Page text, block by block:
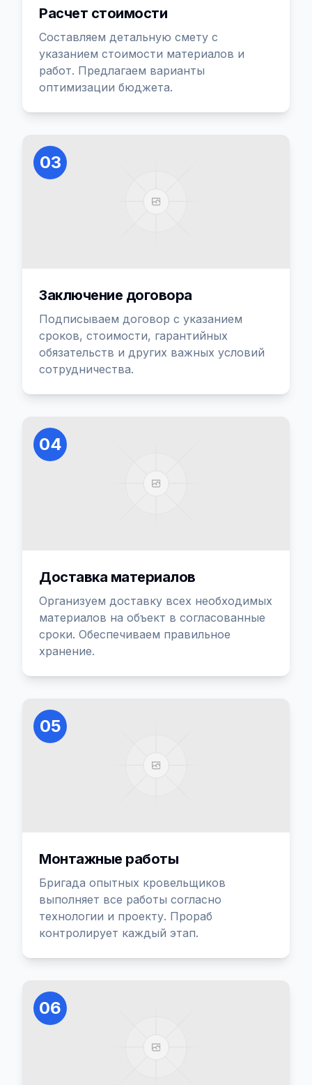
Расчет стоимости
Составляем детальную смету с
указанием стоимости материалов и
работ. Предлагаем варианты
оптимизации бюджета.
03
Заключение договора
Подписываем договор с указанием
сроков, стоимости, гарантийных
обязательств и других важных условий
сотрудничества.
04
Доставка материалов
Организуем доставку всех необходимых
материалов на объект в согласованные
сроки. Обеспечиваем правильное
хранение.
05
Монтажные работы
Бригада опытных кровельщиков
выполняет все работы согласно
технологии и проекту. Прораб
контролирует каждый этап.
06